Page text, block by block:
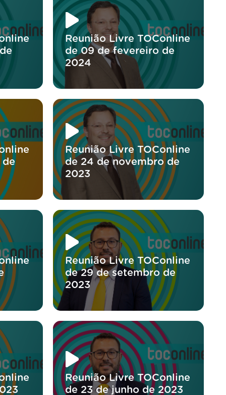
Reunião Livre TOConline
de 09 de fevereiro de
2024
de
Reunião Livre TOConline
de 24 de novembro de
2023
Reunião Livre TOConline
de 29 de setembro de
2023
Reunião Livre TOConline
de 23 de junho de 2023